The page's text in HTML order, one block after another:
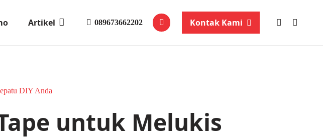
Artikel 089673662202 Kontak Kami
DIY Anda
untuk Melukis